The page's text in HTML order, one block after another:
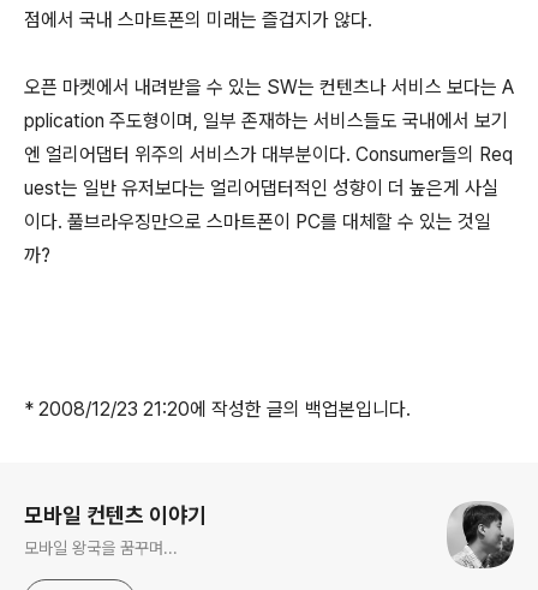
점에서 국내 스마트폰의 미래는 즐겁지가 않다.
오픈 마켓에서 내려받을 수 있는 SW는 컨텐츠나 서비스 보다는 A
pplication 주도형이며, 일부 존재하는 서비스들도 국내에서 보기
엔 얼리어댑터 위주의 서비스가 대부분이다. Consumer들의 Req
uest는 일반 유저보다는 얼리어댑터적인 성향이 더 높은게 사실
이다. 풀브라우징만으로 스마트폰이 PC를 대체할 수 있는 것일
까?
* 2008/12/23 21:20에 작성한 글의 백업본입니다.
모바일 컨텐츠 이야기
모바일 왕국을 꿈꾸며...